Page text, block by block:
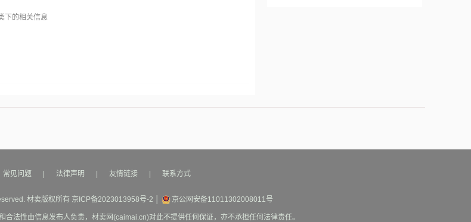
下的相关信息
常见问题 法律声明 友情链接 联系方式
材卖版权所有 京ICP备2023013958号-2 京公网安备11011302008011号
法性由信息发布人负责，材卖网(caimai.cn)对此不提供任何保证，亦不承担任何法律责任。